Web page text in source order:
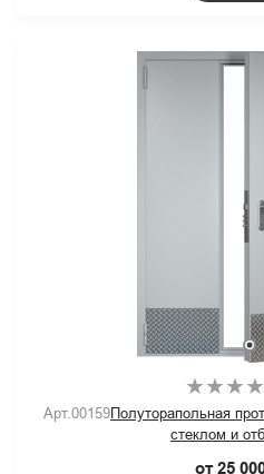
Арт.00159Полуторапольная
стеклом и
от 25